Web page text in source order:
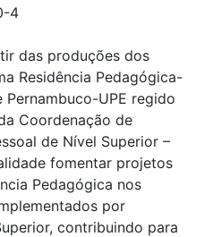
4
das produções dos
Residência Pedagógica-
Pernambuco-UPE regido
Coordenação de
de Nível Superior –
fomentar projetos
Pedagógica nos
por
contribuindo para